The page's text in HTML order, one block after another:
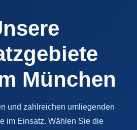
München
und zahlreichen umliegenden
im Einsatz. Wählen Sie die